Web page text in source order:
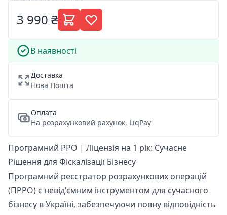
3 990 ₴
В наявності
Доставка
Нова Пошта
Оплата
На розрахунковий рахунок, LiqPay
Програмний РРО | Ліцензія на 1 рік: Сучасне
Рішення для Фіскалізації Бізнесу
Програмний реєстратор розрахункових операцій
(ПРРО) є невід'ємним інструментом для сучасного
бізнесу в Україні, забезпечуючи повну відповідність